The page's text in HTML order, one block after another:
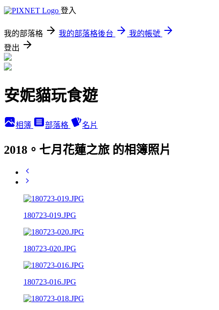
登入
我的部落格 我的部落格後台
我的帳號
登出
安妮貓玩食遊
相簿 部落格 名片
2018。七月花蓮之旅 的相簿照片
180723-019.JPG
180723-020.JPG
180723-016.JPG